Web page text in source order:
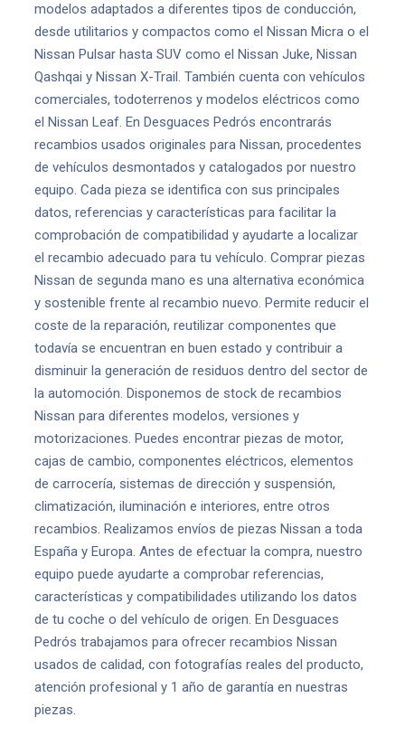
modelos adaptados a diferentes tipos de conducción,
desde utilitarios y compactos como el Nissan Micra o el
Nissan Pulsar hasta SUV como el Nissan Juke, Nissan
Qashqai y Nissan X-Trail. También cuenta con vehículos
comerciales, todoterrenos y modelos eléctricos como
el Nissan Leaf. En Desguaces Pedrós encontrarás
recambios usados originales para Nissan, procedentes
de vehículos desmontados y catalogados por nuestro
equipo. Cada pieza se identifica con sus principales
datos, referencias y características para facilitar la
comprobación de compatibilidad y ayudarte a localizar
el recambio adecuado para tu vehículo. Comprar piezas
Nissan de segunda mano es una alternativa económica
y sostenible frente al recambio nuevo. Permite reducir el
coste de la reparación, reutilizar componentes que
todavía se encuentran en buen estado y contribuir a
disminuir la generación de residuos dentro del sector de
la automoción. Disponemos de stock de recambios
Nissan para diferentes modelos, versiones y
motorizaciones. Puedes encontrar piezas de motor,
cajas de cambio, componentes eléctricos, elementos
de carrocería, sistemas de dirección y suspensión,
climatización, iluminación e interiores, entre otros
recambios. Realizamos envíos de piezas Nissan a toda
España y Europa. Antes de efectuar la compra, nuestro
equipo puede ayudarte a comprobar referencias,
características y compatibilidades utilizando los datos
de tu coche o del vehículo de origen. En Desguaces
Pedrós trabajamos para ofrecer recambios Nissan
usados de calidad, con fotografías reales del producto,
atención profesional y 1 año de garantía en nuestras
piezas.